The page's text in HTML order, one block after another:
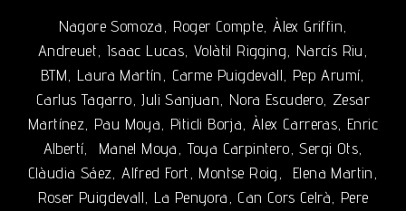
Nagore Somoza, Roger Compte, Àlex Griffin,
Andreuet, Isaac Lucas, Volàtil Rigging, Narcís Riu,
BTM, Laura Martín, Carme Puigdevall, Pep Arumí,
Carlus Tagarro, Juli Sanjuan, Nora Escudero, Zesar
Martínez, Pau Moya, Piticli Borja, Àlex Carreras, Enric
Albertí, Manel Moya, Toya Carpintero, Sergi Ots,
Clàudia Sáez, Alfred Fort, Montse Roig, Elena Martin,
Roser Puigdevall, La Penyora, Can Cors Celrà, Pere